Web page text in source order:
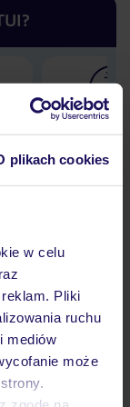
plikach cookies
w celu
Pliki
ruchu
mediów
może
30 lat w